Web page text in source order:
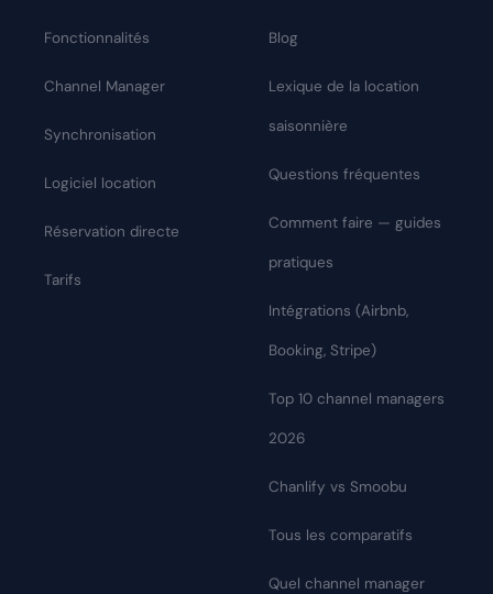
Fonctionnalités
Channel Manager
Synchronisation
Logiciel location
Réservation directe
Tarifs
Blog
Lexique de la location
saisonnière
Questions fréquentes
Comment faire — guides
pratiques
Intégrations (Airbnb,
Booking, Stripe)
Top 10 channel managers
2026
Chanlify vs Smoobu
Tous les comparatifs
Quel channel manager